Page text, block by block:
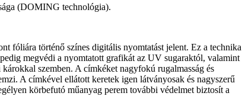
(DOMING technológia).
fóliára történő színes digitális nyomtatást jelent. Ez a technika
megvédi a nyomtatott grafikát az UV sugaraktól, valamint
szemben. A címkéket nagyfokú rugalmasság és
A címkével ellátott keretek igen látványosak és nagyszerű
körbefutó műanyag perem további védelmet biztosít a